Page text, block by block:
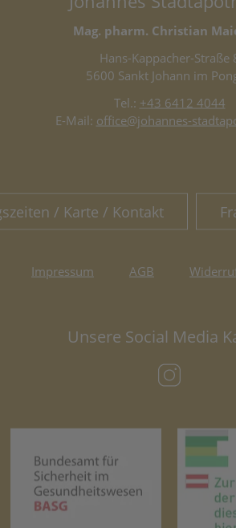
Mag. pharm. Christian
Hans-Kappacher-Straße
5600 Sankt Johann im
Tel.: +43 6412 4044
E-Mail: office@johannes-
/ Karte / Kontakt
Impressum AGB
Unsere Social Media
(öffnet in